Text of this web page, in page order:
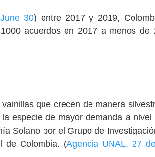
30) entre 2017 y 2019,
acuerdos en 2017 a menos de
que crecen de manera
la especie de mayor demanda a nivel
Solano por el Grupo de
de Colombia. (Agencia UNAL, 27